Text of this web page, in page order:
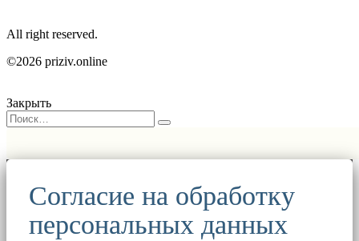
All right reserved.
©2026 priziv.online
Закрыть
Согласие на обработку
персональных данных